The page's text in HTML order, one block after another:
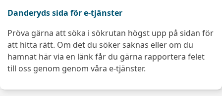
Danderyds sida för e-tjänster
Pröva gärna att söka i sökrutan högst upp på sidan för
att hitta rätt. Om det du söker saknas eller om du
hamnat här via en länk får du gärna rapportera felet
till oss genom genom våra e-tjänster.